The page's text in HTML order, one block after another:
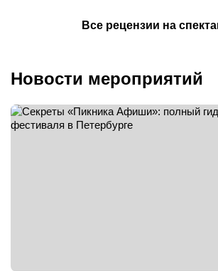
Все рецензии на
Новости мероприятий